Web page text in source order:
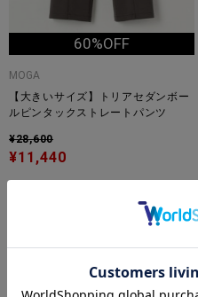
60%OFF
MOGA
【大きいサイズ】トリアセダンボー
ルピンタックストレートパンツ
¥28,600
¥11,440
SALE